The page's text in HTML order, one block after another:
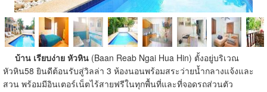
บ้าน เรียบง่าย หัวหิน (Baan Reab Ngai Hua Hin) ตั้งอยู่บริเวณ
หัวหิน58 ยินดีต้อนรับสู่วิลล่า 3 ห้องนอนพร้อมสระว่ายน้ำกลางแจ้งและ
สวน พร้อมมีอินเตอร์เน็ตไร้สายฟรีในทุกพื้นที่และที่จอดรถส่วนตัว